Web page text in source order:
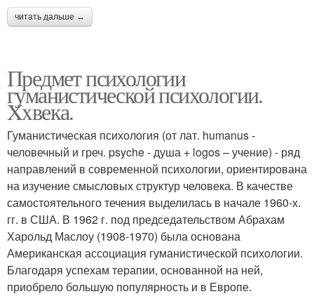
читать дальше →
Предмет психологии
гуманистической психологии.
Xxвека.
Гуманистическая психология (от лат. humanus -
человечный и греч. psyche - душа + logos – учение) - ряд
направлений в современной психологии, ориентирована
на изучение смысловых структур человека. В качестве
самостоятельного течения выделилась в начале 1960-х.
гг. в США. В 1962 г. под председательством Абрахам
Харольд Маслоу (1908-1970) была основана
Американская ассоциация гуманистической психологии.
Благодаря успехам терапии, основанной на ней,
приобрело большую популярность и в Европе.